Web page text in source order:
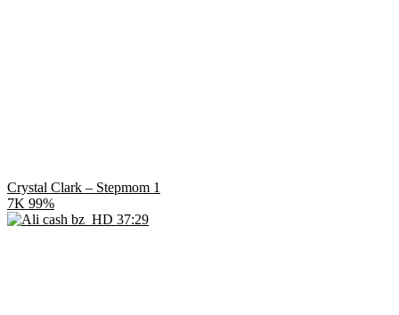
Crystal Clark – Stepmom 1
7K 99%
HD 37:29